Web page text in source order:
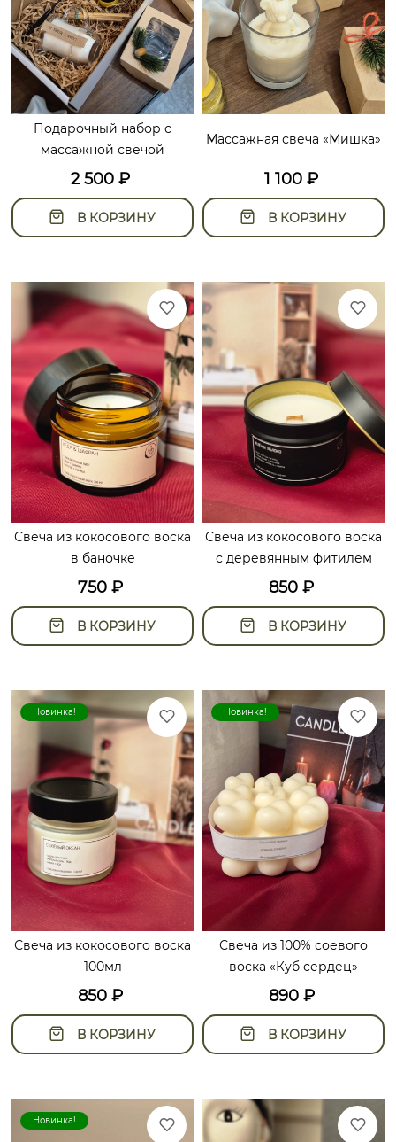
Подарочный набор с
массажной свечой
2 500 ₽
В КОРЗИНУ
Массажная свеча «Мишка»
1 100 ₽
В КОРЗИНУ
Свеча из кокосового воска
в баночке
750 ₽
В КОРЗИНУ
Свеча из кокосового воска
с деревянным фитилем
850 ₽
В КОРЗИНУ
Новинка!
Свеча из кокосового воска
100мл
850 ₽
В КОРЗИНУ
Новинка!
Свеча из 100% соевого
воска «Куб сердец»
890₽
В КОРЗИНУ
Новинка!